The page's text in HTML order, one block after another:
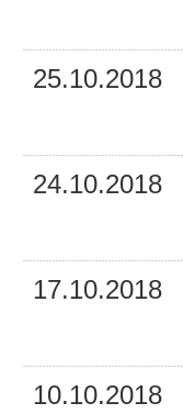
25.10.2018
24.10.2018
17.10.2018
10.10.2018